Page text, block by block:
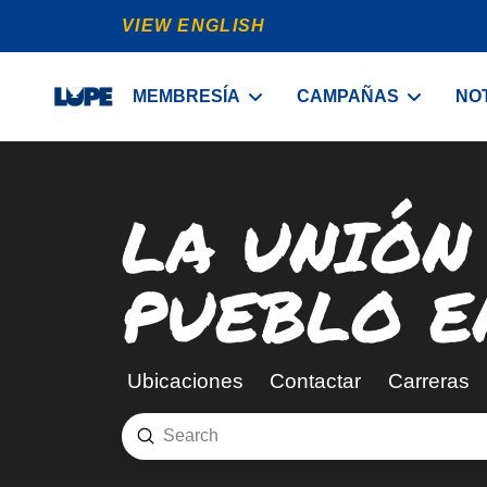
VIEW ENGLISH
MEMBRESÍA CAMPAÑAS
LA UNIÓN
PUEBLO
Ubicaciones Contactar Carreras
Search
Submit